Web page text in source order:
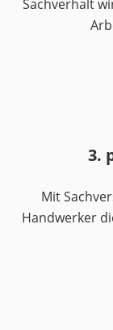
Sachverhalt
3.
Mit
Handwerker